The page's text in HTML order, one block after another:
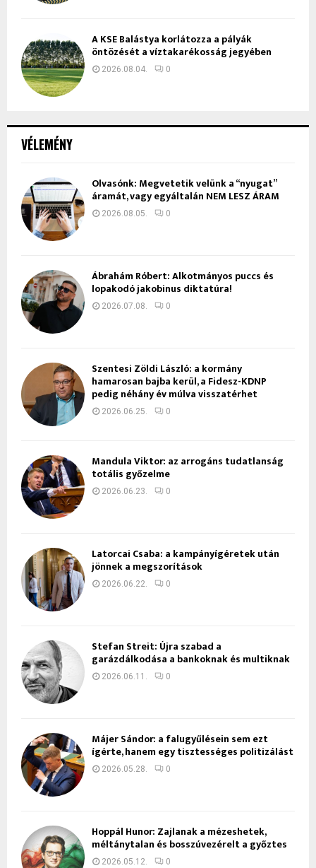
VÉLEMÉNY
Olvasónk: Megvetetik velünk a “nyugat”
áramát, vagy egyáltalán NEM LESZ ÁRAM
2026.08.05. 0
Ábrahám Róbert: Alkotmányos puccs és
lopakodó jakobinus diktatúra!
2026.07.08. 0
Szentesi Zöldi László: a kormány
hamarosan bajba kerül, a Fidesz-KDNP
pedig néhány év múlva visszatérhet
2026.06.25. 0
Mandula Viktor: az arrogáns tudatlanság
totális győzelme
2026.06.23. 0
Latorcai Csaba: a kampányígéretek után
jönnek a megszorítások
2026.06.22. 0
Stefan Streit: Újra szabad a
garázdálkodása a bankoknak és multiknak
2026.06.11. 0
Májer Sándor: a falugyűlésein sem ezt
ígérte, hanem egy tisztességes politizálást
2026.05.28. 0
Hoppál Hunor: Zajlanak a mézeshetek,
méltánytalan és bosszúvezérelt a győztes
2026.05.12. 0
A KSE Balástya korlátozza a pályák
öntözését a víztakarékosság jegyében
2026.08.04. 0